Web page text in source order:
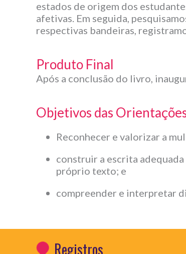
estados de origem dos
afetivas. Em seguida,
respectivas bandeiras,
Produto Final
Após a conclusão do livro,
Objetivos das
Reconhecer e valorizar a
construir a escrita
próprio texto; e
compreender e interpretar
Registros